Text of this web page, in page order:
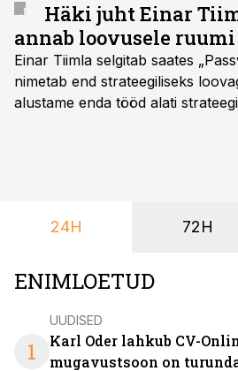
Häki juht Einar
annab loovusele
Einar Tiimla selgitab saates
nimetab end strateegiliseks
alustame enda tööd alati
24H 72H
ENIMLOETUD
1
UUDISED
Karl Oder lahkub CV-
mugavustsoon on